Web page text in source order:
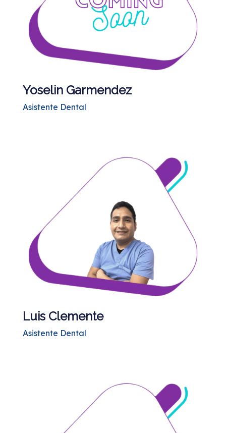
Yoselin Garmendez
Asistente Dental
Luis Clemente
Asistente Dental